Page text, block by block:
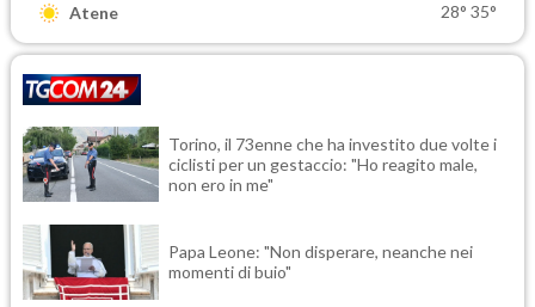
Atene 28° 35°
Torino, il 73enne che ha investito due volte i
ciclisti per un gestaccio: "Ho reagito male,
non ero in me"
Papa Leone: "Non disperare, neanche nei
momenti di buio"